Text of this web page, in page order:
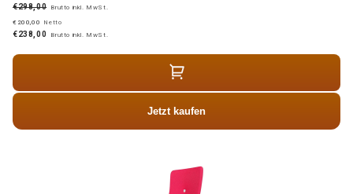
€298,00 Brutto inkl. MwSt.
€200,00
Netto
€238,00 Brutto inkl. MwSt.
Jetzt kaufen